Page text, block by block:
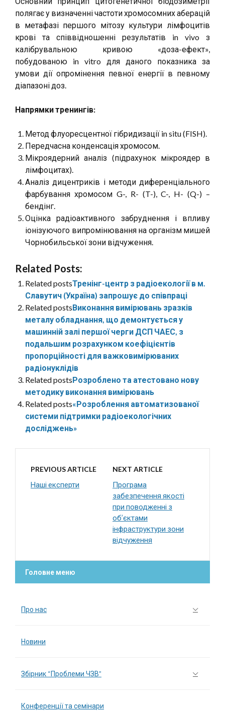
полягає у визначенні частоти хромосомних аберацій
в метафазі першого мітозу культури лімфоцитів
крові та співвідношенні результатів in vivo з
калібрувальною кривою «доза-ефект»,
побудованою in vitro для даного показника за
умови дії опромінення певної енергії в певному
діапазоні доз.
Напрямки тренингів:
Метод флуоресцентної гібридизації in situ (FISH).
Передчасна конденсація хромосом.
Мікроядерний аналіз (підрахунок мікроядер в
лімфоцитах).
Аналіз дицентриків і методи диференціального
фарбування хромосом G-, R- (T-), C-, H- (Q-) –
бендінг.
Оцінка радіоактивного забруднення і впливу
іонізуючого випромінювання на організм мишей
Чорнобильської зони відчуження.
Related Posts:
Related postsТренінг-центр з радіоекології в м.
Славутич (Україна) запрошує до співпраці
Related postsВиконання вимірювань зразків
металу обладнання, що демонтується у
машинній залі першої черги ДСП ЧАЕС, з
подальшим розрахунком коефіцієнтів
пропорційності для важковимірюваних
радіонуклідів
Related postsРозроблено та атестовано нову
методику виконання вимірювань
Related posts«Розроблення автоматизованої
системи підтримки радіоекологічних
досліджень»
PREVIOUS ARTICLE
Наші експерти
NEXT ARTICLE
Програма
забезпечення якості
при поводженні з
об’єктами
інфраструктури зони
відчуження
Головне меню
Про нас
Новини
Збірник “Проблеми ЧЗВ”
Конференції та семінари